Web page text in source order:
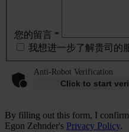
您的留言 *
我想进一步了解贵司的
Anti-Robot Verification
Click to start
By filling out this form, I confirm
Egon Zehnder's Privacy Policy.